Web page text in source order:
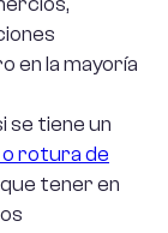
en la mayoría
se tiene un
rotura de
tener en